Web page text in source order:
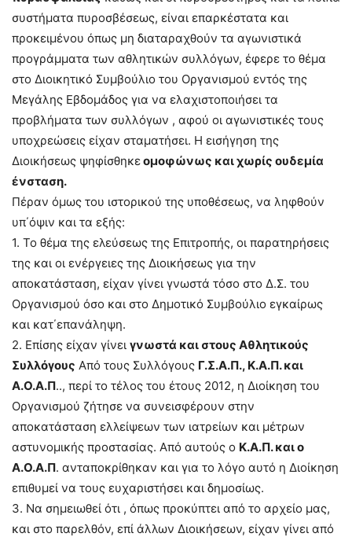
συστήματα πυροσβέσεως, είναι επαρκέστατα και
προκειμένου όπως μη διαταραχθούν τα αγωνιστικά
προγράμματα των αθλητικών συλλόγων, έφερε το θέμα
στο Διοικητικό Συμβούλιο του Οργανισμού εντός της
Μεγάλης Εβδομάδος για να ελαχιστοποιήσει τα
προβλήματα των συλλόγων , αφού οι αγωνιστικές τους
υποχρεώσεις είχαν σταματήσει. Η εισήγηση της
Διοικήσεως ψηφίσθηκεομοφώνως και χωρίς ουδεμία
ένσταση.
Πέραν όμως του ιστορικού της υποθέσεως, να ληφθούν
υπ΄όψιν και τα εξής:
1. Το θέμα της ελεύσεως της Επιτροπής, οι παρατηρήσεις
της και οι ενέργειες της Διοικήσεως για την
αποκατάσταση, είχαν γίνει γνωστά τόσο στο Δ.Σ. του
Οργανισμού όσο και στο Δημοτικό Συμβούλιο εγκαίρως
και κατ΄επανάληψη.
2. Επίσης είχαν γίνει γνωστά και στους Αθλητικούς
Συλλόγους Από τους Συλλόγους Γ.Σ.Α.Π., Κ.Α.Π. και
Α.Ο.Α.Π.., περί το τέλος του έτους 2012, η Διοίκηση του
Οργανισμού ζήτησε να συνεισφέρουν στην
αποκατάσταση ελλείψεων των ιατρείων και μέτρων
αστυνομικής προστασίας. Από αυτούς ο Κ.Α.Π. και ο
Α.Ο.Α.Π. ανταποκρίθηκαν και για το λόγο αυτό η Διοίκηση
επιθυμεί να τους ευχαριστήσει και δημοσίως.
3. Να σημειωθεί ότι , όπως προκύπτει από το αρχείο μας,
και στο παρελθόν, επί άλλων Διοικήσεων, είχαν γίνει από